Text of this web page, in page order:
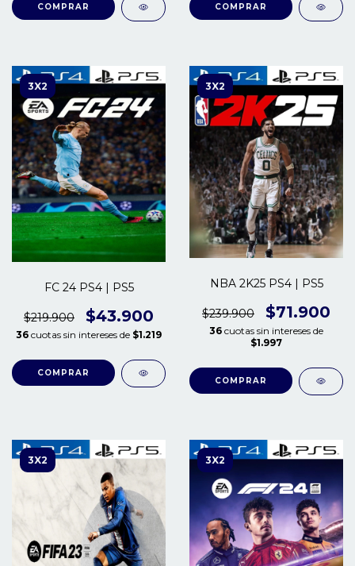
COMPRAR COMPRAR
3X2
FC 24 PS4 | PS5
$219.900 $43.900
36 cuotas sin intereses de $1.219
COMPRAR
3X2
NBA 2K25 PS4 | PS5
$239.900 $71.900
36 cuotas sin intereses de
$1.997
COMPRAR
3X2 3X2